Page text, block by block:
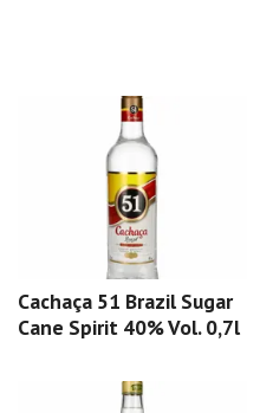
Cachaça 51 Brazil Sugar
Cane Spirit 40% Vol. 0,7l